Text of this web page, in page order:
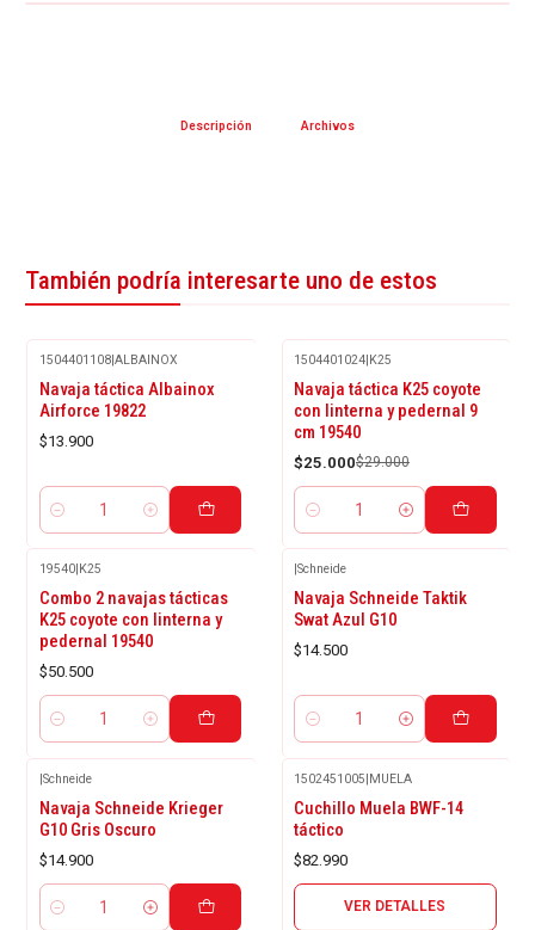
Descripción Archivos
También podría interesarte uno de estos
1504401108|ALBAINOX
Navaja táctica Albainox
Airforce 19822
$13.900
Cantidad
-14%
OFF
1504401024|K25
Navaja táctica K25 coyote
con linterna y pedernal 9
cm 19540
$25.000$29.000
Cantidad
19540| K25
Combo 2 navajas tácticas
K25 coyote con linterna y
pedernal 19540
$50.500
Cantidad
Schneide
Navaja Schneide Taktik
Swat Azul G10
$14.500
Cantidad
|Schneide
Navaja Schneide Krieger
G10 Gris Oscuro
$14.900
Cantidad
1502451005|MUELA
Cuchillo Muela BWF-14
táctico
$82.990
VER DETALLES